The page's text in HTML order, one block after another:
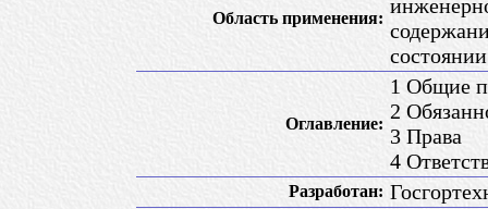
Область применения:
Оглавление:
1 Общие
2
3 Права
4
Разработан: